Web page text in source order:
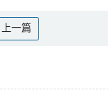
上一篇